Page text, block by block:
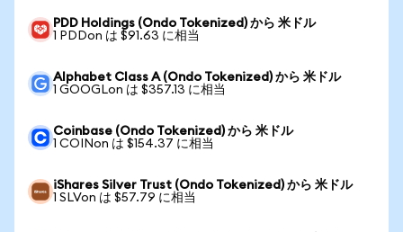
PDD Holdings (Ondo Tokenized) から 米ドル
1 PDDon は $91.63 に相当
Alphabet Class A (Ondo Tokenized) から 米ドル
1 GOOGLon は $357.13 に相当
Coinbase (Ondo Tokenized) から 米ドル
1 COINon は $154.37 に相当
iShares Silver Trust (Ondo Tokenized) から 米ドル
1 SLVon は $57.79 に相当